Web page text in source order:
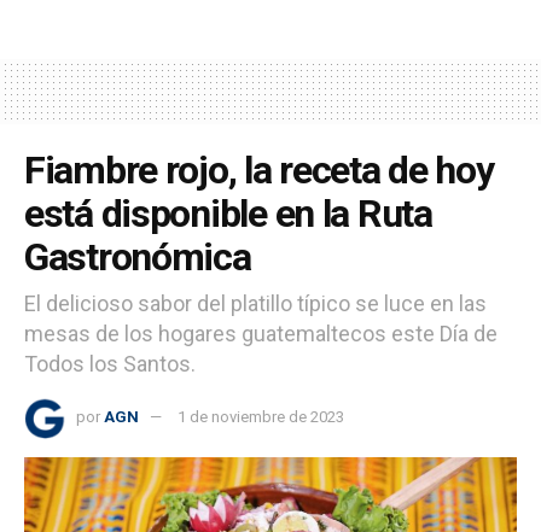
Fiambre rojo, la receta de hoy
está disponible en la Ruta
Gastronómica
El delicioso sabor del platillo típico se luce en las
mesas de los hogares guatemaltecos este Día de
Todos los Santos.
por AGN 1 de noviembre de 2023